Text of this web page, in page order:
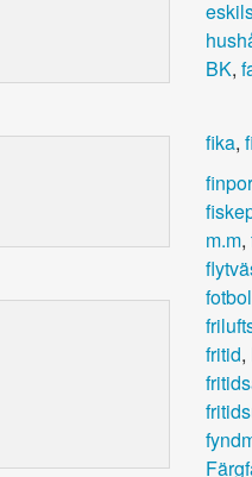
BK,
fika,
m.m,
fritid,